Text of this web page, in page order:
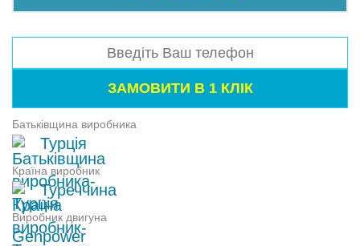
Батьківщина виробника
Турція
Країна виробник
Туреччина
Виробник двигуна
Genpower